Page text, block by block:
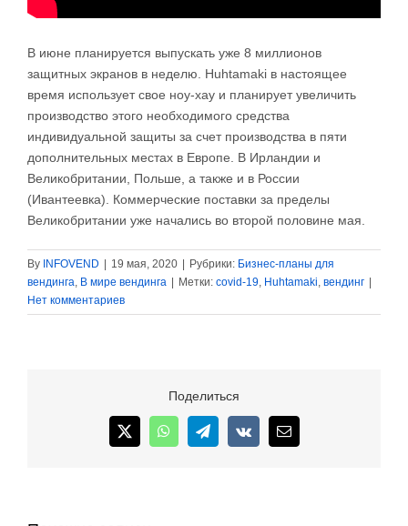
В июне планируется выпускать уже 8 миллионов
защитных экранов в неделю. Huhtamaki в настоящее
время использует свое ноу-хау и планирует увеличить
производство этого необходимого средства
индивидуальной защиты за счет производства в пяти
дополнительных местах в Европе. В Ирландии и
Великобритании, Польше, а также и в России
(Ивантеевка). Коммерческие поставки за пределы
Великобритании уже начались во второй половине мая.
By INFOVEND 19 мая, 2020 Рубрики: Бизнес-планы для
вендинга, В мире вендинга Метки: covid-19, Huhtamaki, вендинг
Нет комментариев
Поделиться
X WhatsAppTelegram
Vk Email